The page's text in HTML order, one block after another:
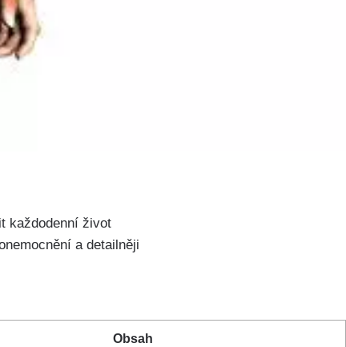
každodenní život
a detailněji
Obsah